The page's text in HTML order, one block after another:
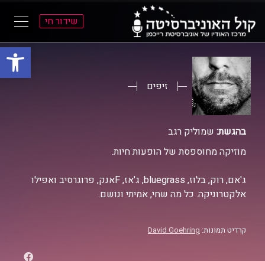
פתח
התפריט
הראשי
התוכן
הראשי
שידור חי
זיפים
בהגשת: שמוליק רגב
מוזיקה מחוספסת של הופעות חיות.
ג'אם, רוק, בלוז, bluegrass, ג'אז, Fאנק, פרוגרסיב ואפילו
אלקטרוניקה. כל מה שחי, אמיתי ונושם.
קרדיט תמונות: David Goehring